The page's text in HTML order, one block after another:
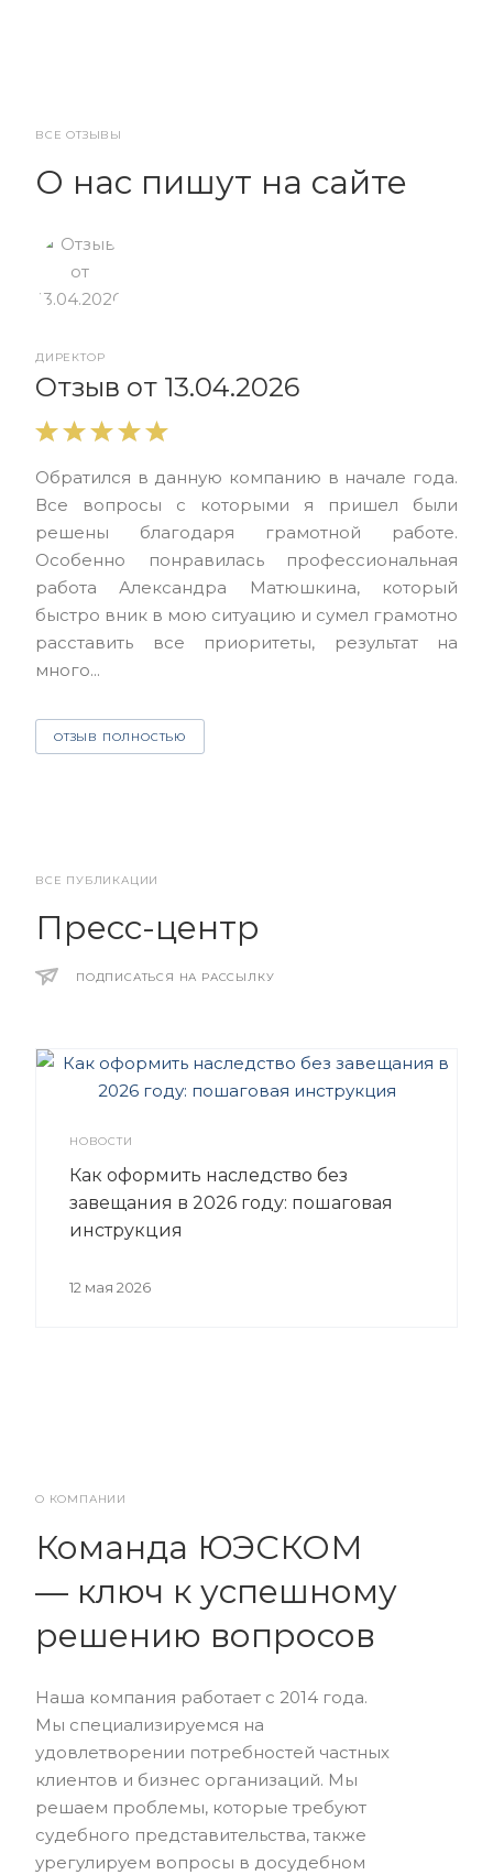
ВСЕ ОТЗЫВЫ
О нас пишут на сайте
ДИРЕКТОР
Отзыв от 13.04.2026
Обратился в данную компанию в начале года.
Все вопросы с которыми я пришел были
решены благодаря грамотной работе.
Особенно понравилась профессиональная
работа Александра Матюшкина, который
быстро вник в мою ситуацию и сумел грамотно
расставить все приоритеты, результат на
много...
ОТЗЫВ ПОЛНОСТЬЮ
ВСЕ ПУБЛИКАЦИИ
Пресс-центр
ПОДПИСАТЬСЯ НА РАССЫЛКУ
НОВОСТИ
Как оформить наследство без
завещания в 2026 году: пошаговая
инструкция
12 мая 2026
О КОМПАНИИ
Команда ЮЭСКОМ
— ключ к успешному
решению вопросов
Наша компания работает с 2014 года.
Мы специализируемся на
удовлетворении потребностей частных
клиентов и бизнес организаций. Мы
решаем проблемы, которые требуют
судебного представительства, также
урегулируем вопросы в досудебном